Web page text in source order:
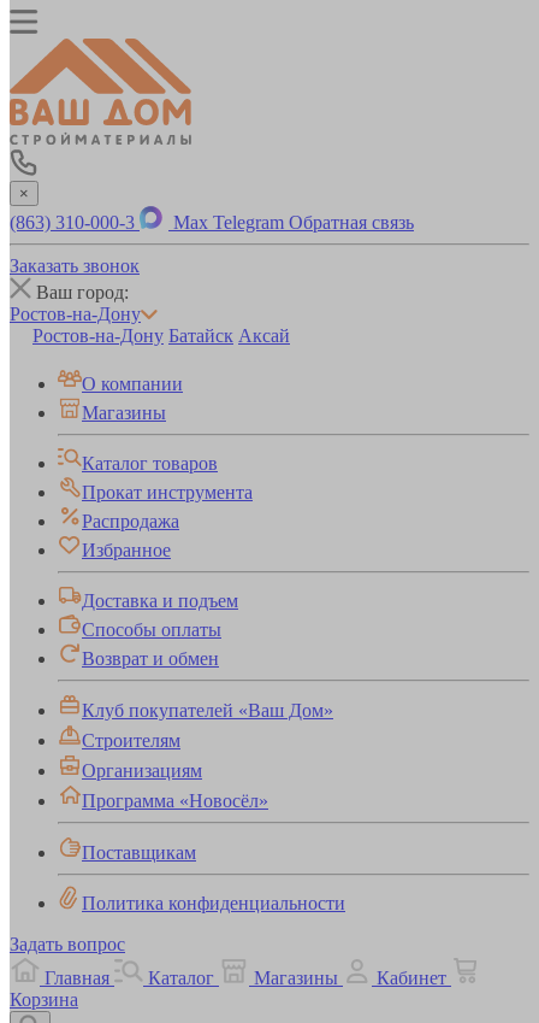
×
(863) 310-000-3 Max Telegram Обратная связь
Заказать звонок
Ваш город:
Ростов-на-Дону
Ростов-на-Дону Батайск Аксай
О компании
Магазины
Каталог товаров
Прокат инструмента
Распродажа
Избранное
Доставка и подъем
Способы оплаты
Возврат и обмен
Клуб покупателей «Ваш Дом»
Строителям
Организациям
Программа «Новосёл»
Поставщикам
Политика конфиденциальности
Задать вопрос
Главная
Каталог Магазины
Кабинет
Корзина